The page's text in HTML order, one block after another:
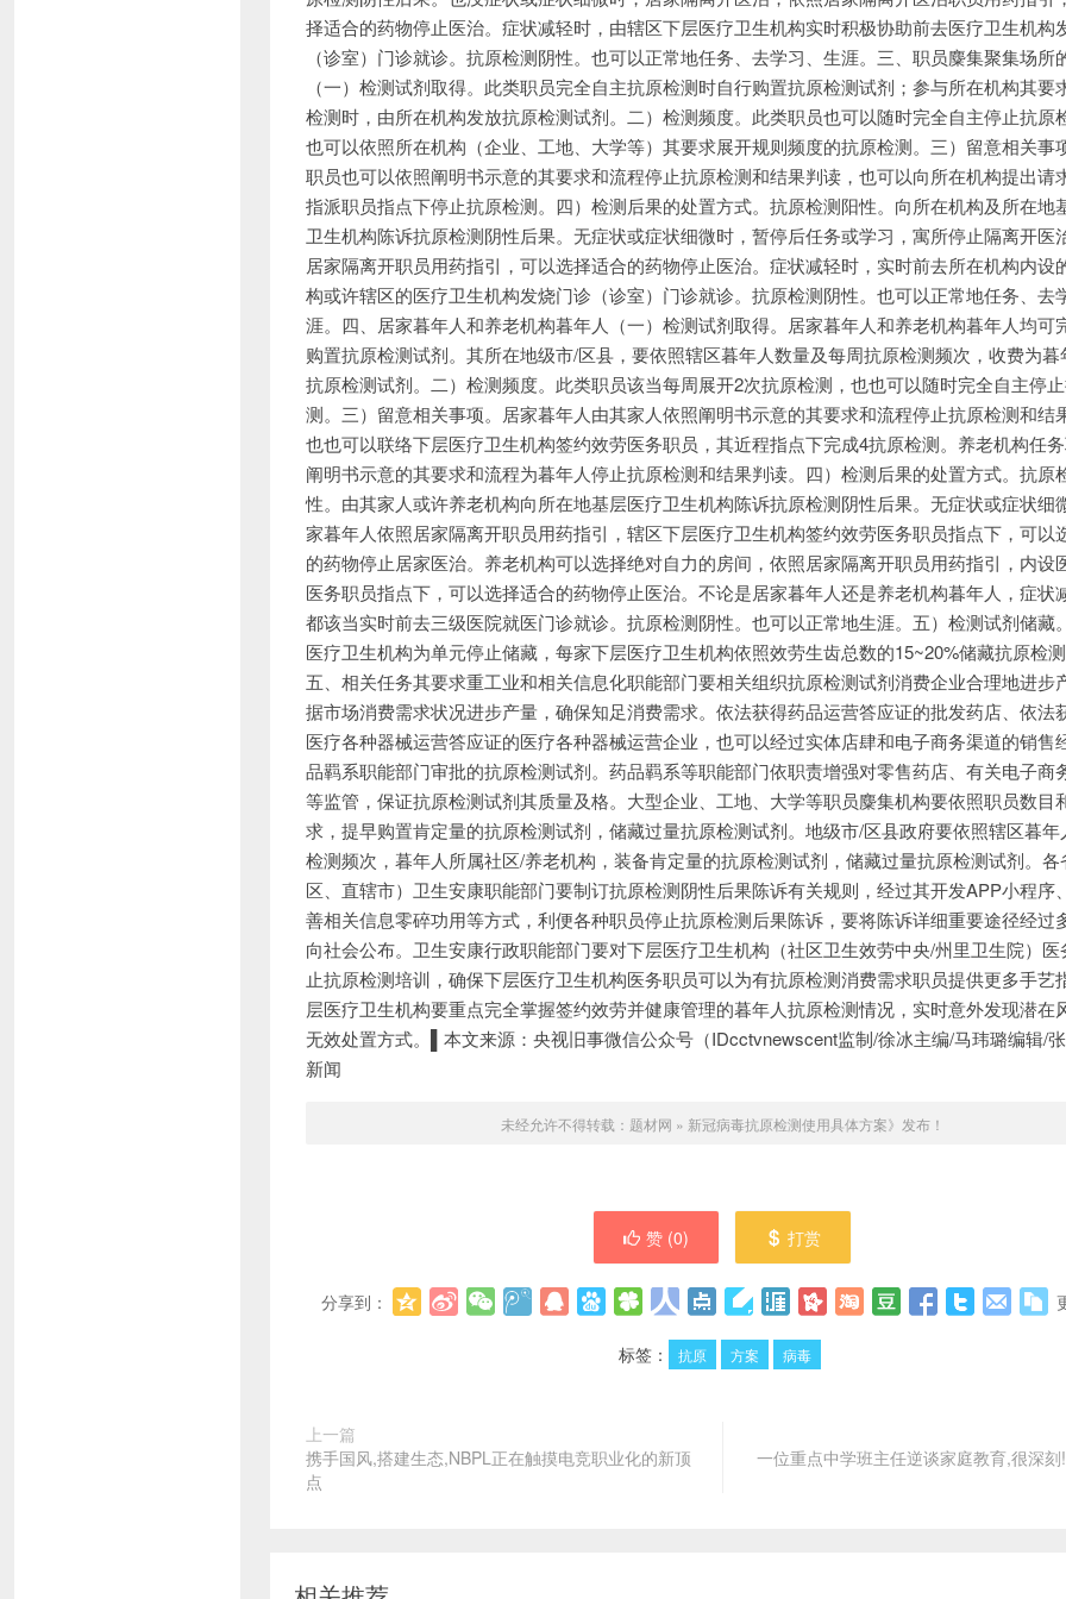
择适合的药物停止医治。症状减轻时，由辖区下层医疗卫生机构实时积极协助前去医疗卫生机构
（诊室）门诊就诊。抗原检测阴性。也可以正常地任务、去学习、生涯。三、职员麋集聚集场所
（一）检测试剂取得。此类职员完全自主抗原检测时自行购置抗原检测试剂；参与所在机构其要
检测时，由所在机构发放抗原检测试剂。二）检测频度。此类职员也可以随时完全自主停止抗原
也可以依照所在机构（企业、工地、大学等）其要求展开规则频度的抗原检测。三）留意相关事
职员也可以依照阐明书示意的其要求和流程停止抗原检测和结果判读，也可以向所在机构提出请
指派职员指点下停止抗原检测。四）检测后果的处置方式。抗原检测阳性。向所在机构及所在地
卫生机构陈诉抗原检测阴性后果。无症状或症状细微时，暂停后任务或学习，寓所停止隔离开医
居家隔离开职员用药指引，可以选择适合的药物停止医治。症状减轻时，实时前去所在机构内设
构或许辖区的医疗卫生机构发烧门诊（诊室）门诊就诊。抗原检测阴性。也可以正常地任务、去
涯。四、居家暮年人和养老机构暮年人（一）检测试剂取得。居家暮年人和养老机构暮年人均可
购置抗原检测试剂。其所在地级市/区县，要依照辖区暮年人数量及每周抗原检测频次，收费为暮
抗原检测试剂。二）检测频度。此类职员该当每周展开2次抗原检测，也也可以随时完全自主停
测。三）留意相关事项。居家暮年人由其家人依照阐明书示意的其要求和流程停止抗原检测和结
也也可以联络下层医疗卫生机构签约效劳医务职员，其近程指点下完成4抗原检测。养老机构任
阐明书示意的其要求和流程为暮年人停止抗原检测和结果判读。四）检测后果的处置方式。抗原
性。由其家人或许养老机构向所在地基层医疗卫生机构陈诉抗原检测阴性后果。无症状或症状细
家暮年人依照居家隔离开职员用药指引，辖区下层医疗卫生机构签约效劳医务职员指点下，可以
的药物停止居家医治。养老机构可以选择绝对自力的房间，依照居家隔离开职员用药指引，内设
医务职员指点下，可以选择适合的药物停止医治。不论是居家暮年人还是养老机构暮年人，症状
都该当实时前去三级医院就医门诊就诊。抗原检测阴性。也可以正常地生涯。五）检测试剂储藏
医疗卫生机构为单元停止储藏，每家下层医疗卫生机构依照效劳生齿总数的15~20%储藏抗原检
五、相关任务其要求重工业和相关信息化职能部门要相关组织抗原检测试剂消费企业合理地进步
据市场消费需求状况进步产量，确保知足消费需求。依法获得药品运营答应证的批发药店、依法
医疗各种器械运营答应证的医疗各种器械运营企业，也可以经过实体店肆和电子商务渠道的销售
品羁系职能部门审批的抗原检测试剂。药品羁系等职能部门依职责增强对零售药店、有关电子商
等监管，保证抗原检测试剂其质量及格。大型企业、工地、大学等职员麋集机构要依照职员数目
求，提早购置肯定量的抗原检测试剂，储藏过量抗原检测试剂。地级市/区县政府要依照辖区暮年
检测频次，暮年人所属社区/养老机构，装备肯定量的抗原检测试剂，储藏过量抗原检测试剂。各
区、直辖市）卫生安康职能部门要制订抗原检测阴性后果陈诉有关规则，经过其开发APP小程序
善相关信息零碎功用等方式，利便各种职员停止抗原检测后果陈诉，要将陈诉详细重要途径经过
向社会公布。卫生安康行政职能部门要对下层医疗卫生机构（社区卫生效劳中央/州里卫生院）医
止抗原检测培训，确保下层医疗卫生机构医务职员可以为有抗原检测消费需求职员提供更多手艺
层医疗卫生机构要重点完全掌握签约效劳并健康管理的暮年人抗原检测情况，实时意外发现潜在
无效处置方式。▌本文来源：央视旧事微信公众号（IDcctvnewscent监制/徐冰主编/马玮璐编辑/
新闻
未经允许不得转载： 题材网 » 新冠病毒抗原检测使用具体方案》发布！
赞 (0) 打赏
分享到：
标签： 抗原 方案 病毒
上一篇
携手国风,搭建生态,NBPL正在触摸电竞职业化的新顶
点
一位重点中学班主任逆谈家庭教育,很深